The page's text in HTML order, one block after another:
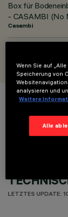
Box für
- CASAMBI (No
Casambi
LETZTES UPDATE:
Wenn Sie auf
Speicherung von
analysieren und
Weitere
Alle